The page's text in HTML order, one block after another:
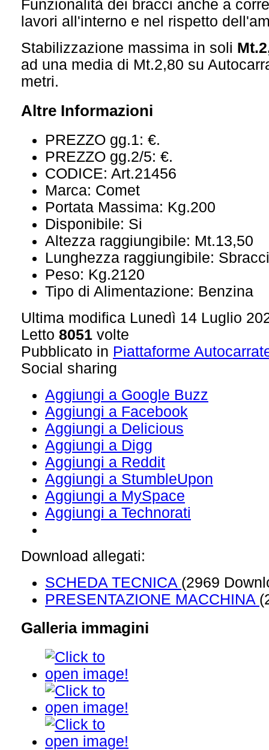
Funzionalità dei bracci anche a
lavori all'interno e nel rispetto
Stabilizzazione massima in soli
ad una media di Mt.2,80 su
metri.
Altre Informazioni
PREZZO gg.1: €.
PREZZO gg.2/5: €.
CODICE: Art.21456
Marca: Comet
Portata Massima: Kg.200
Disponibile: Si
Altezza raggiungibile: Mt.13,50
Lunghezza raggiungibile:
Peso: Kg.2120
Tipo di Alimentazione: Benzina
Ultima modifica Lunedì 14 Luglio
Letto 8051 volte
Pubblicato in Piattaforme
Social sharing
Aggiungi a Google Buzz
Aggiungi a Facebook
Aggiungi a Delicious
Aggiungi a Digg
Aggiungi a Reddit
Aggiungi a StumbleUpon
Aggiungi a MySpace
Aggiungi a Technorati
Download allegati:
SCHEDA TECNICA (2969
PRESENTAZIONE MACCHINA
Galleria immagini